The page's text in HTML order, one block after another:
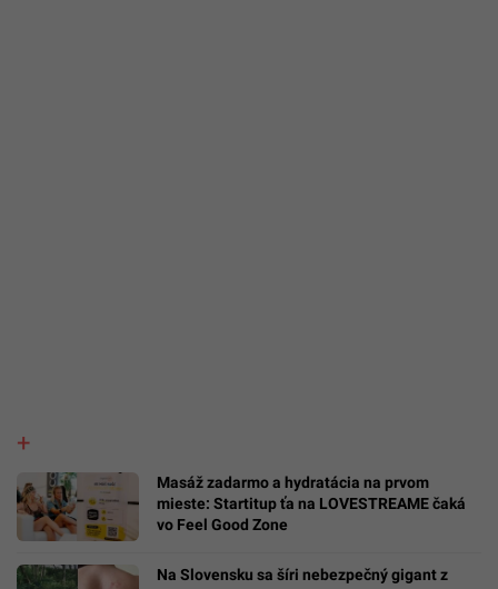
Masáž zadarmo a hydratácia na prvom
mieste: Startitup ťa na LOVESTREAME čaká
vo Feel Good Zone
Na Slovensku sa šíri nebezpečný gigant z